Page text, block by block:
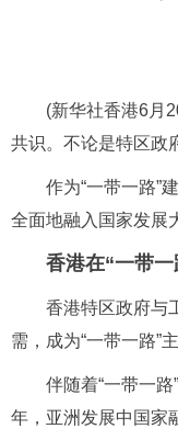
(新华社香港6月
共识。不论是特区政
作为“一带一路”
全面地融入国家发展
香港在“一带
香港特区政府与
需，成为“一带一路”
伴随着“一带一
年，亚洲发展中国家